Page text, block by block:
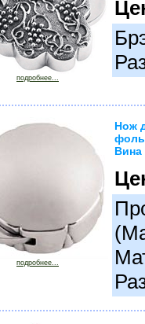
подробнее...
подробнее...
Нож
Вина